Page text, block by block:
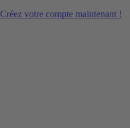
Créez votre compte maintenant !